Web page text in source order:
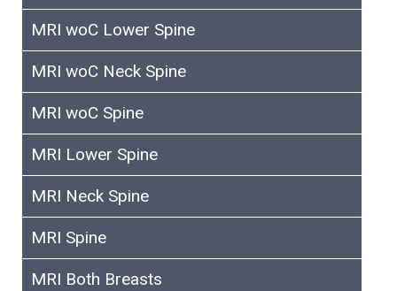
MRI woC Lower Spine
MRI woC Neck Spine
MRI woC Spine
MRI Lower Spine
MRI Neck Spine
MRI Spine
MRI Both Breasts